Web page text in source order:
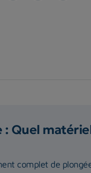
Quel
complet de